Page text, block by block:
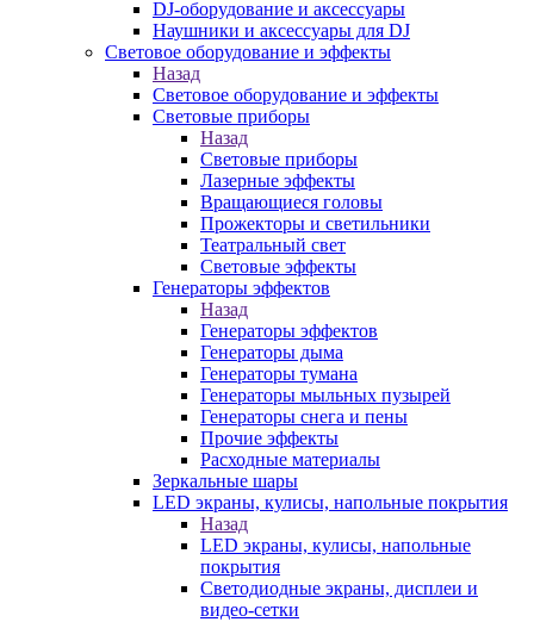
DJ-оборудование и аксессуары
Наушники и аксессуары для DJ
Световое оборудование и эффекты
Назад
Световое оборудование и эффекты
Световые приборы
Назад
Световые приборы
Лазерные эффекты
Вращающиеся головы
Прожекторы и светильники
Театральный свет
Световые эффекты
Генераторы эффектов
Назад
Генераторы эффектов
Генераторы дыма
Генераторы тумана
Генераторы мыльных пузырей
Генераторы снега и пены
Прочие эффекты
Расходные материалы
Зеркальные шары
LED экраны, кулисы, напольные покрытия
Назад
LED экраны, кулисы, напольные
покрытия
Светодиодные экраны, дисплеи и
видео-сетки